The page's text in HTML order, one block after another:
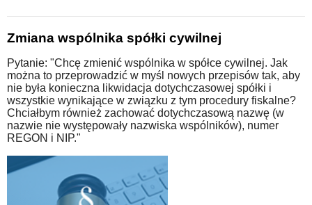
Zmiana wspólnika spółki cywilnej
Pytanie: "Chcę zmienić wspólnika w spółce cywilnej. Jak
można to przeprowadzić w myśl nowych przepisów tak, aby
nie była konieczna likwidacja dotychczasowej spółki i
wszystkie wynikające w związku z tym procedury fiskalne?
Chciałbym również zachować dotychczasową nazwę (w
nazwie nie występowały nazwiska wspólników), numer
REGON i NIP."